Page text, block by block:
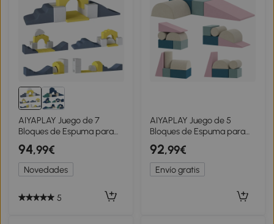
AIYAPLAY Juego de 7
Bloques de Espuma para
Niños Bloques de
Psicomotricidad con Base
Antideslizante para 0,5-3
Años Amarillo
94,99€
Novedades
5
AIYAPLAY Juego de 5
Bloques de Espuma para
Niños con Fundas
Extraíbles Bloques de
Psicomotricidad para
Escalar y Gatea Multicolor
92,99€
Envío gratis